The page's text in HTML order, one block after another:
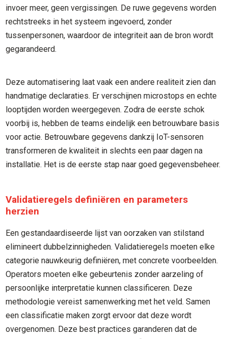
invoer meer, geen vergissingen. De ruwe gegevens worden
rechtstreeks in het systeem ingevoerd, zonder
tussenpersonen, waardoor de integriteit aan de bron wordt
gegarandeerd.
Deze automatisering laat vaak een andere realiteit zien dan
handmatige declaraties. Er verschijnen microstops en echte
looptijden worden weergegeven. Zodra de eerste schok
voorbij is, hebben de teams eindelijk een betrouwbare basis
voor actie. Betrouwbare gegevens dankzij IoT-sensoren
transformeren de kwaliteit in slechts een paar dagen na
installatie. Het is de eerste stap naar goed gegevensbeheer.
Validatieregels definiëren en parameters
herzien
Een gestandaardiseerde lijst van oorzaken van stilstand
elimineert dubbelzinnigheden. Validatieregels moeten elke
categorie nauwkeurig definiëren, met concrete voorbeelden.
Operators moeten elke gebeurtenis zonder aarzeling of
persoonlijke interpretatie kunnen classificeren. Deze
methodologie vereist samenwerking met het veld. Samen
een classificatie maken zorgt ervoor dat deze wordt
overgenomen. Deze best practices garanderen dat de